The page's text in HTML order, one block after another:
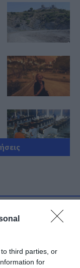
third parties, or
for